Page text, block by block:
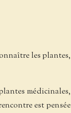
les plantes,
médicinales,
est pensée